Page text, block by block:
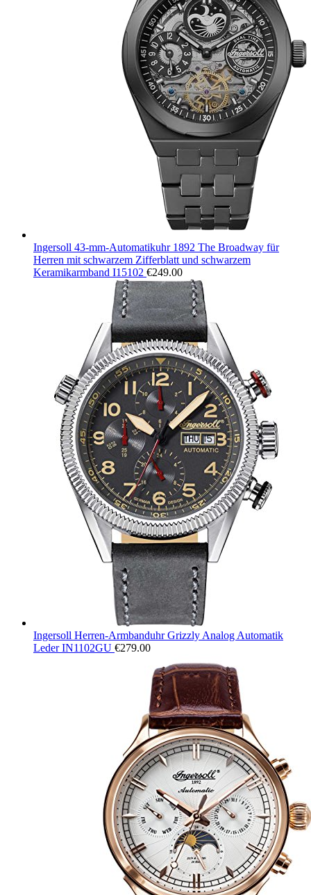
Ingersoll 43-mm-Automatikuhr 1892 The Broadway für
Herren mit schwarzem Zifferblatt und schwarzem
Keramikarmband I15102 €249.00
Ingersoll Herren-Armbanduhr Grizzly Analog Automatik
Leder IN1102GU €279.00